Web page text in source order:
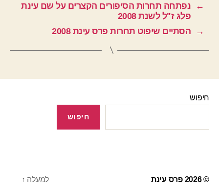
←
נפתחה תחרות הסיפורים הקצרים על שם עינת
פלג ז"ל לשנת 2008
→
הסתיים שיפוט תחרות פרס עינת 2008
חיפוש
חיפוש
© 2026 פרס עינת למעלה ↑